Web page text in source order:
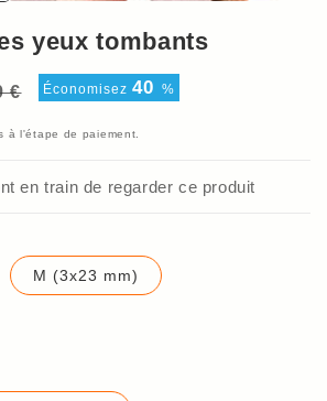
yeux tombants
€
Prix
Économisez 40 %
à l'étape de paiement.
train de regarder ce produit
M (3x23 mm)